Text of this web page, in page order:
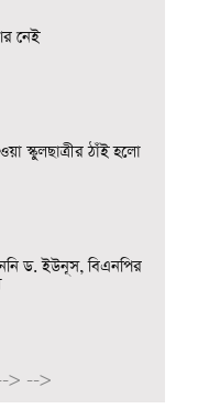
নেই
স্কুলছাত্রীর ঠাঁই হলো
ড. ইউনূস, বিএনপির
> -->